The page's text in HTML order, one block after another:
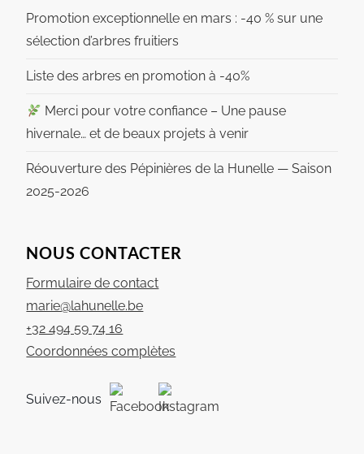
Promotion exceptionnelle en mars : -40 % sur une
sélection d’arbres fruitiers
Liste des arbres en promotion à -40%
Merci pour votre confiance – Une pause
hivernale… et de beaux projets à venir
Réouverture des Pépinières de la Hunelle — Saison
2025-2026
NOUS CONTACTER
Formulaire de contact
marie@lahunelle.be
+32 494 59 74 16
Coordonnées complètes
Suivez-nous